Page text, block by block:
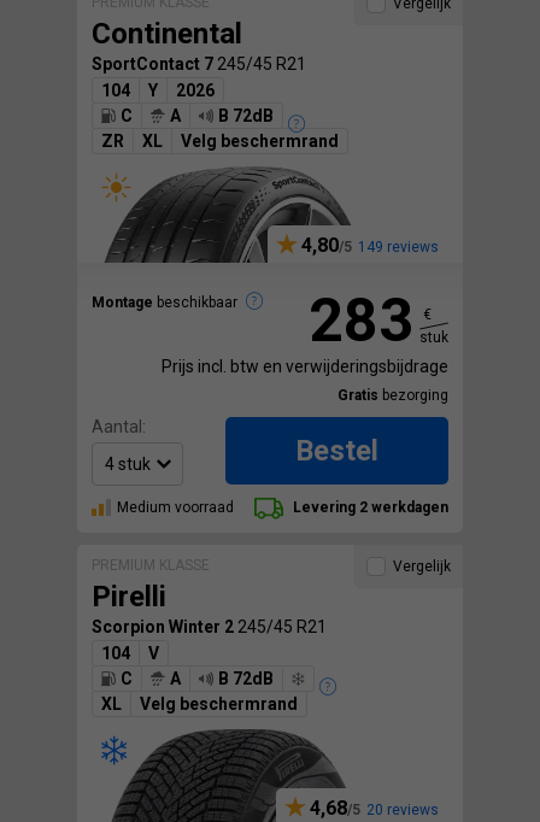
Continental
SportContact 7 245/45 R21
104
Y
2026
C
A
B 72dB
ZR
XL Velg beschermrand
4,80 149 reviews
Montage beschikbaar
Vergelijk
283
€
stuk
Prijs incl. btw en verwijderingsbijdrage
Gratis bezorging
Aantal:
Bestel
Medium voorraad Levering 2 werkdagen
PREMIUM KLASSE
Pirelli
Scorpion Winter 2 245/45 R21
104
V
C
A
B 72dB
XL
Velg beschermrand
4,68 20 reviews
Vergelijk